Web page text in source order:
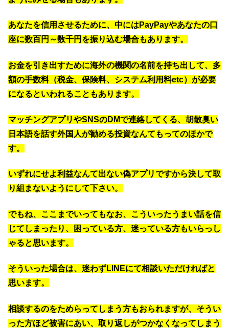
あなたを信用させるために、中にはPayPayやあなたの口
座に数百円～数千円を振り込む場合もあります。
お金を引き出すために海外の機関の名前を持ち出して、多
額の手数料（税金、保険料、システム利用料etc）が必要
になるといわれることもあります。
マッチングアプリやSNSのDMで連絡してくる、胡散臭い
日本語を話す外国人が勧める投資なんてもってのほかで
す。
いずれにせよ利益なんて出ない偽アプリですから決して取
り組まないようにして下さい。
でもね、ここまでいってもなお、こういったうまい話を信
じてしまったり、困っている方、迷っている方もいらっし
ゃると思います。
そういった場合は、迷わずLINEにて相談いただければと
思います。
相談するのをためらってしまう方もおられますが、そうい
った方ほど被害にあい、取り返しがつかなくなってしまう